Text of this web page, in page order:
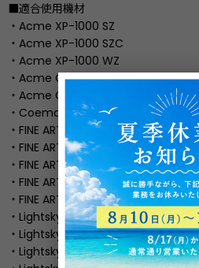
■適合使用機材
・Acme XP-1000 SZ
・Acme XP-1000 SZC
・Acme XP-1000 WZ
・Acme Cobra Spot
・Acme Cobra Wash
・Coemar Infinity Spot L
・FINE ART FINE 1000E SPOT
・FINE ART FINE 1000E PERF
・FINE ART FINE 1000E WASH-PERF
・FINE ART FINE 1000E WASH
・FINE ART FINE 1000E BSW
・Lightsky /Fly Dragon F1000 SPOT
・Lightsky /Fly Dragon E1000 SPOT
・Lightsky /Fly Dragon F1000 WASH